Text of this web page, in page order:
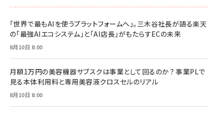
「世界で最もAIを使うプラットフォームへ」。三木谷社長が語る楽天
の「最強AIエコシステム」と「AI店長」がもたらすECの未来
8月10日 8:00
月額1万円の美容機器サブスクは事業として回るのか？ 事業PLで
見る本体利用料と専用美容液クロスセルのリアル
8月10日 8:00